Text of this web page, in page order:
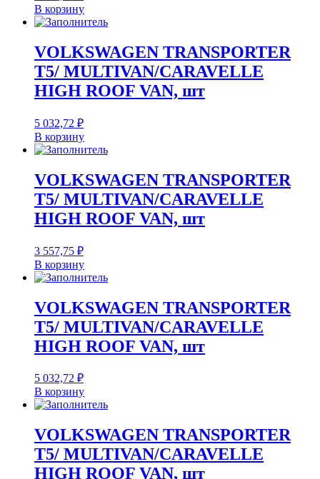
В корзину
VOLKSWAGEN TRANSPORTER
T5/ MULTIVAN/CARAVELLE
HIGH ROOF VAN, шт
5 032,72 ₽
В корзину
VOLKSWAGEN TRANSPORTER
T5/ MULTIVAN/CARAVELLE
HIGH ROOF VAN, шт
3 557,75 ₽
В корзину
VOLKSWAGEN TRANSPORTER
T5/ MULTIVAN/CARAVELLE
HIGH ROOF VAN, шт
5 032,72 ₽
В корзину
VOLKSWAGEN TRANSPORTER
T5/ MULTIVAN/CARAVELLE
HIGH ROOF VAN, шт